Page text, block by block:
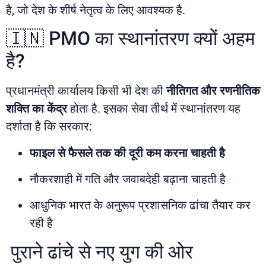
है, जो देश के शीर्ष नेतृत्व के लिए आवश्यक है.
🇮🇳 PMO का स्थानांतरण क्यों अहम
है?
प्रधानमंत्री कार्यालय किसी भी देश कीनीतिगत और रणनीतिक
शक्ति का केंद्रहोता है. इसका सेवा तीर्थ में स्थानांतरण यह
दर्शाता है कि सरकार:
फाइल से फैसले तक की दूरी कम करना चाहती है
नौकरशाही में गति और जवाबदेही बढ़ाना चाहती है
आधुनिक भारत के अनुरूप प्रशासनिक ढांचा तैयार कर
रही है
पुराने ढांचे से नए युग की ओर